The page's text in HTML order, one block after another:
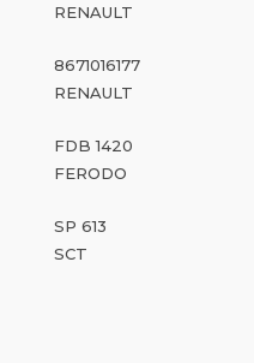
RENAULT
8671016177
RENAULT
FDB 1420
FERODO
SP 613
SCT